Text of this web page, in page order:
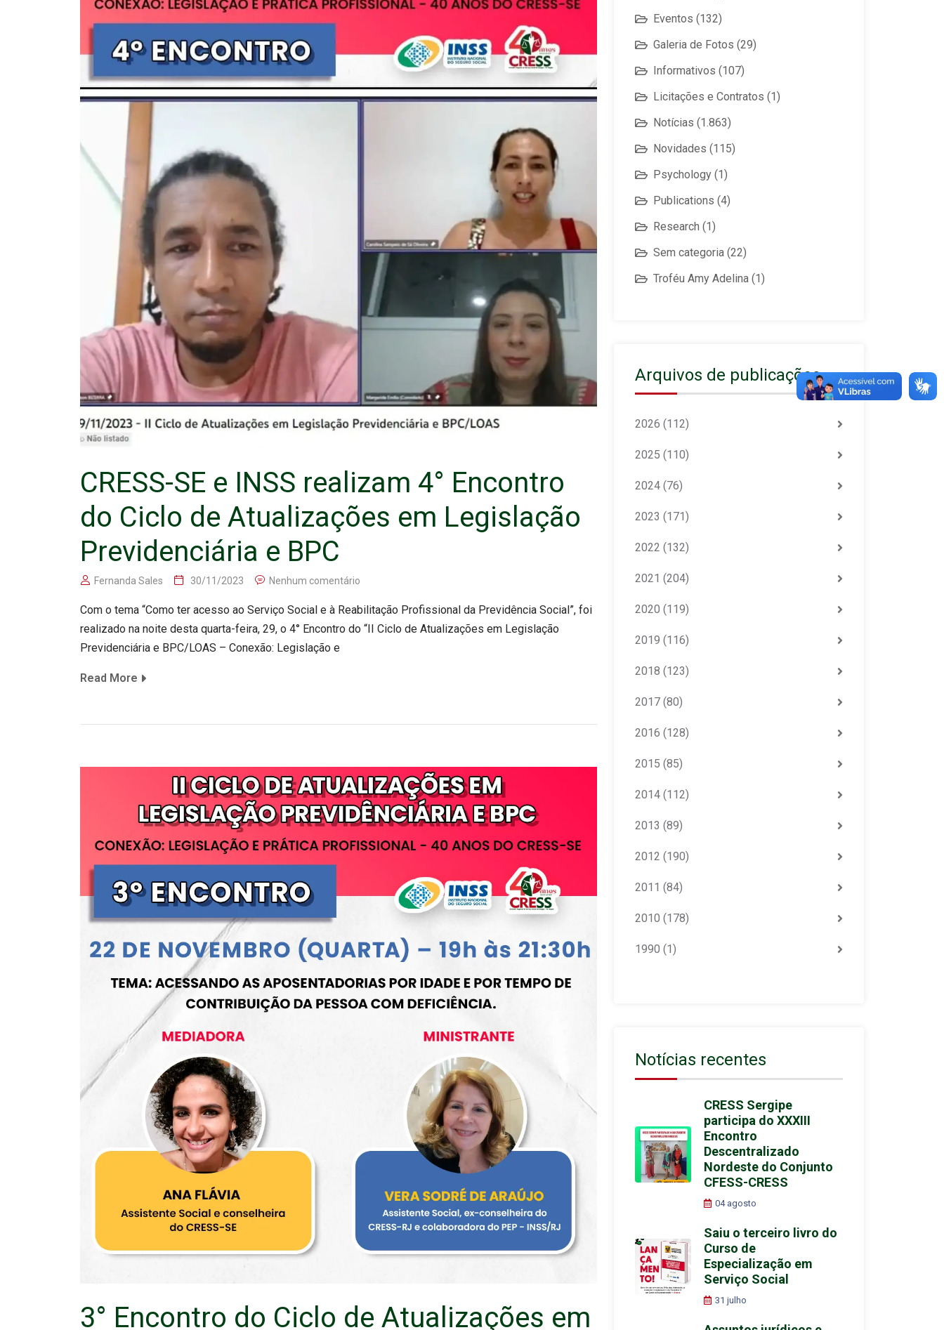
CRESS-SE e INSS realizam 4° Encontro
do Ciclo de Atualizações em Legislação
Previdenciária e BPC
Fernanda Sales 30/11/2023 Nenhum comentário
Com o tema “Como ter acesso ao Serviço Social e à Reabilitação Profissional da Previdência Social”, foi
realizado na noite desta quarta-feira, 29, o 4° Encontro do “II Ciclo de Atualizações em Legislação
Previdenciária e BPC/LOAS – Conexão: Legislação e
Read More
3° Encontro do Ciclo de Atualizações em
Eventos (132)
Galeria de Fotos (29)
Informativos (107)
Licitações e Contratos (1)
Notícias (1.863)
Novidades (115)
Psychology (1)
Publications (4)
Research (1)
Sem categoria (22)
Troféu Amy Adelina (1)
Arquivos de publicações
2026 (112)
2025 (110)
2024 (76)
2023 (171)
2022 (132)
2021 (204)
2020 (119)
2019 (116)
2018 (123)
2017 (80)
2016 (128)
2015 (85)
2014 (112)
2013 (89)
2012 (190)
2011 (84)
2010 (178)
1990 (1)
Notícias recentes
CRESS Sergipe
participa do XXXIII
Encontro
Descentralizado
Nordeste do Conjunto
CFESS-CRESS
04 agosto
Saiu o terceiro livro do
Curso de
Especialização em
Serviço Social
31 julho